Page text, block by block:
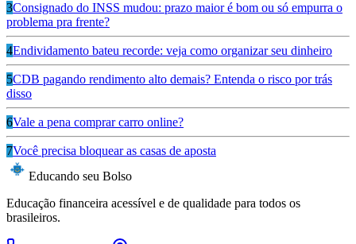
3Consignado do INSS mudou: prazo maior é bom ou só empurra o
problema pra frente?
4Endividamento bateu recorde: veja como organizar seu dinheiro
5CDB pagando rendimento alto demais? Entenda o risco por trás
disso
6Vale a pena comprar carro online?
7Você precisa bloquear as casas de aposta
Educando seu Bolso
Educação financeira acessível e de qualidade para todos os
brasileiros.